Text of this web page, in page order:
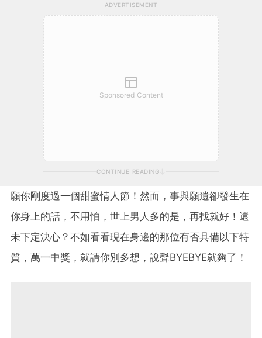
ADVERTISEMENT
Sponsored Content
CONTINUE READING
願你剛度過一個甜蜜情人節！然而，事與願遺卻發生在
你身上的話，不用怕，世上男人多的是，再找就好！還
未下定決心？不如看看現在身邊的那位有否具備以下特
質，萬一中獎，就請你別多想，說聲BYEBYE就夠了！